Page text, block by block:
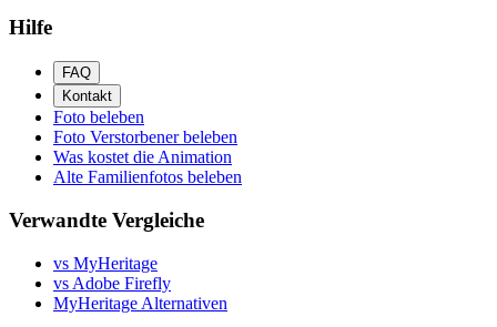
Hilfe
FAQ
Kontakt
Foto beleben
Foto Verstorbener beleben
Was kostet die Animation
Alte Familienfotos beleben
Verwandte Vergleiche
vs MyHeritage
vs Adobe Firefly
MyHeritage Alternativen